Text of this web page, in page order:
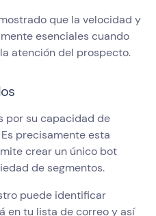
que la velocidad y
esenciales cuando
atención del prospecto.
por su capacidad de
Es precisamente esta
crear un único bot
de segmentos.
puede identificar
en tu lista de correo y así